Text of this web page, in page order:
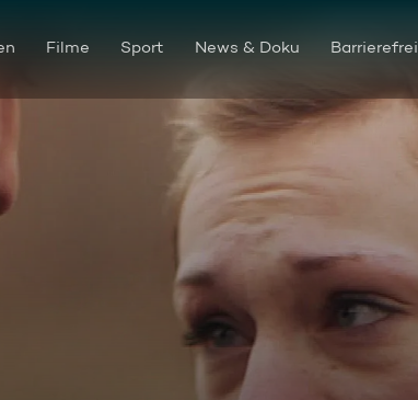
Filme Sport News & Doku Barrierefrei